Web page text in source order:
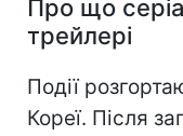
Про що
трейлері
Події
Кореї. Після